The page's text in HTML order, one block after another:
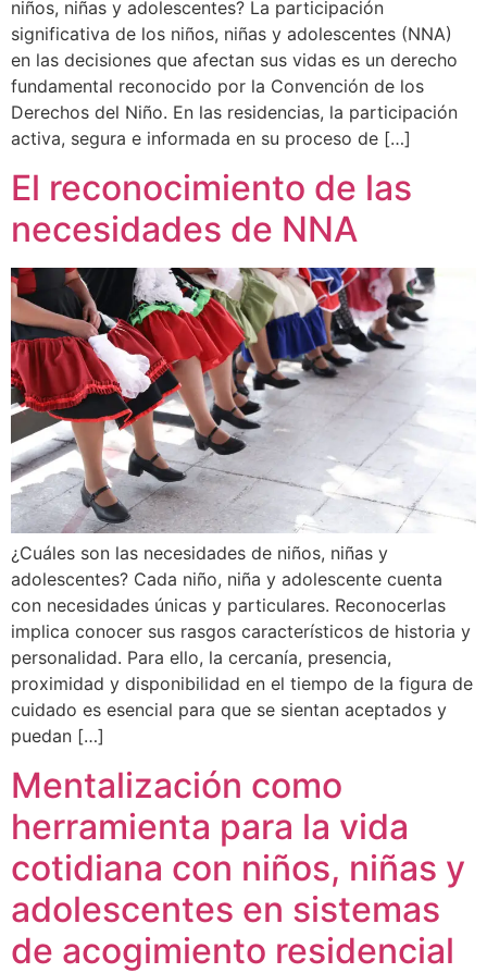
niños, niñas y adolescentes? La participación
significativa de los niños, niñas y adolescentes (NNA)
en las decisiones que afectan sus vidas es un derecho
fundamental reconocido por la Convención de los
Derechos del Niño. En las residencias, la participación
activa, segura e informada en su proceso de […]
El reconocimiento de las
necesidades de NNA
¿Cuáles son las necesidades de niños, niñas y
adolescentes? Cada niño, niña y adolescente cuenta
con necesidades únicas y particulares. Reconocerlas
implica conocer sus rasgos característicos de historia y
personalidad. Para ello, la cercanía, presencia,
proximidad y disponibilidad en el tiempo de la figura de
cuidado es esencial para que se sientan aceptados y
puedan […]
Mentalización como
herramienta para la vida
cotidiana con niños, niñas y
adolescentes en sistemas
de acogimiento residencial